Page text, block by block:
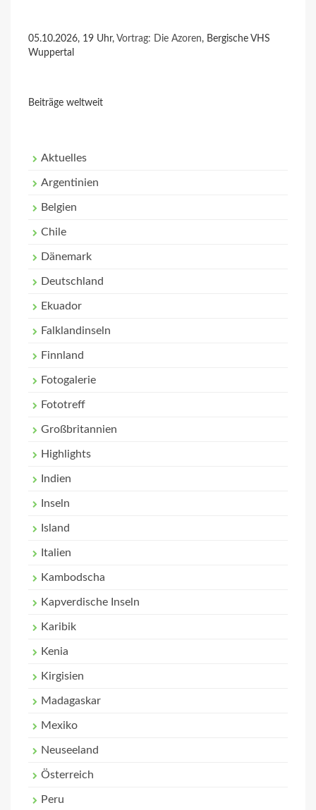
05.10.2026, 19 Uhr, Vortrag: Die Azoren, Bergische VHS
Wuppertal
Beiträge weltweit
Aktuelles
Argentinien
Belgien
Chile
Dänemark
Deutschland
Ekuador
Falklandinseln
Finnland
Fotogalerie
Fototreff
Großbritannien
Highlights
Indien
Inseln
Island
Italien
Kambodscha
Kapverdische Inseln
Karibik
Kenia
Kirgisien
Madagaskar
Mexiko
Neuseeland
Österreich
Peru